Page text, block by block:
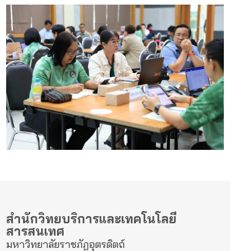
สำนักวิทยบริการและเทคโนโลยี
สารสนเทศ
มหาวิทยาลัยราชภัฏอุตรดิตถ์